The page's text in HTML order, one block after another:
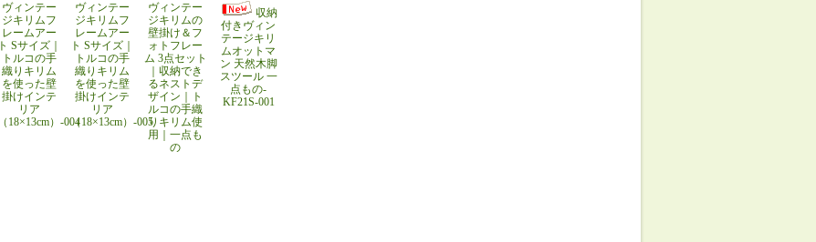
ヴィンテー
ジキリムフ
レームアー
ト Sサイズ｜
トルコの手
織りキリム
を使った壁
掛けインテ
リア
（18×13cm）-004
ヴィンテー
ジキリムフ
レームアー
ト Sサイズ｜
トルコの手
織りキリム
を使った壁
掛けインテ
リア
（18×13cm）-005
ヴィンテー
ジキリムの
壁掛け＆フ
ォトフレー
ム 3点セット
｜収納でき
るネストデ
ザイン｜ト
ルコの手織
りキリム使
用｜一点も
の
収納
付きヴィン
テージキリ
ムオットマ
ン 天然木脚
スツール 一
点もの-
KF21S-001